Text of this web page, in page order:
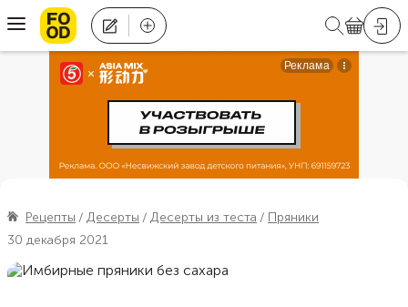
Рецепты Десерты Десерты из теста
Пряники
30 декабря 2021